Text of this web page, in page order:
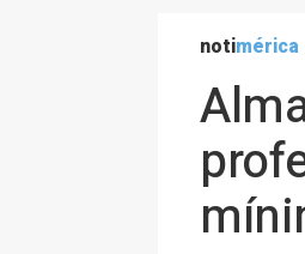
notimérica